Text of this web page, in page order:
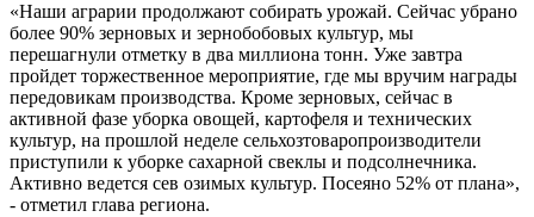
«Наши аграрии продолжают собирать урожай. Сейчас убрано
более 90% зерновых и зернобобовых культур, мы
перешагнули отметку в два миллиона тонн. Уже завтра
пройдет торжественное мероприятие, где мы вручим награды
передовикам производства. Кроме зерновых, сейчас в
активной фазе уборка овощей, картофеля и технических
культур, на прошлой неделе сельхозтоваропроизводители
приступили к уборке сахарной свеклы и подсолнечника.
Активно ведется сев озимых культур. Посеяно 52% от плана»,
- отметил глава региона.